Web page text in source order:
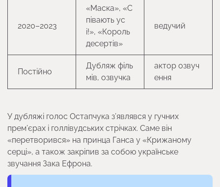
2020–2023
«Маска», «С
півають ус
і!», «Король
десертів»
ведучий
Постійно
Дубляж філь
мів, озвучка
актор озвуч
ення
У дубляжі голос Остапчука з’являвся у гучних
прем’єрах і голлівудських стрічках. Саме він
«перетворився» на принца Ганса у «Крижаному
серці», а також закріпив за собою українське
звучання Зака Ефрона.